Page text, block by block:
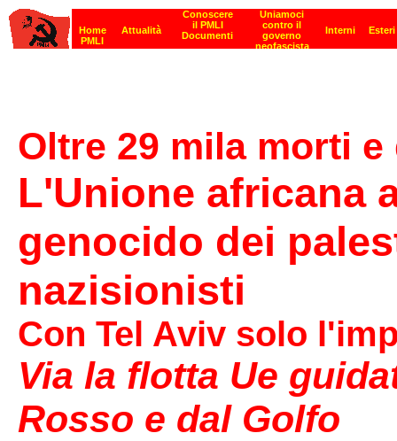
Oltre 29 mila morti
L'Unione africana
genocido dei
nazisionisti
Con Tel Aviv solo
Via la flotta Ue
Rosso e dal Golfo